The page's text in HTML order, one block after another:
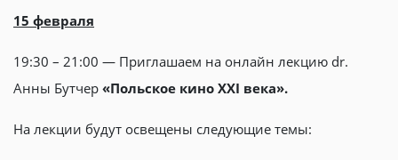
15 февраля
19:30 – 21:00 — Приглашаем на онлайн лекцию dr.
Анны Бутчер «Польское кино ХХI века».
На лекции будут освещены следующие темы: